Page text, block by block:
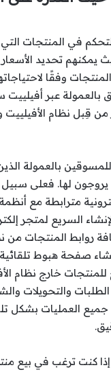
في المنتجات التي
يمكنهم تحديد
وفقًا
عبر أفيلييت
من قِبل نظام
بالعمولة
لها. فعلى سبيل
مترابطة مع
السريع لمتجر
روابط المنتجات من
صفحة هبوط
للمنتجات خارج نظام
الطلبات والتحويلات
جميع العمليات بشكل
كنت ترغب في بيع